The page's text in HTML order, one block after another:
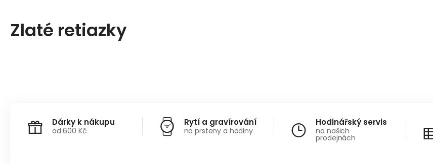
Zlaté retiazky
Dárky k nákupu
od 600 Kč
Rytí a gravírování
na prsteny a hodiny
Hodinářský servis
na našich
prodejnách